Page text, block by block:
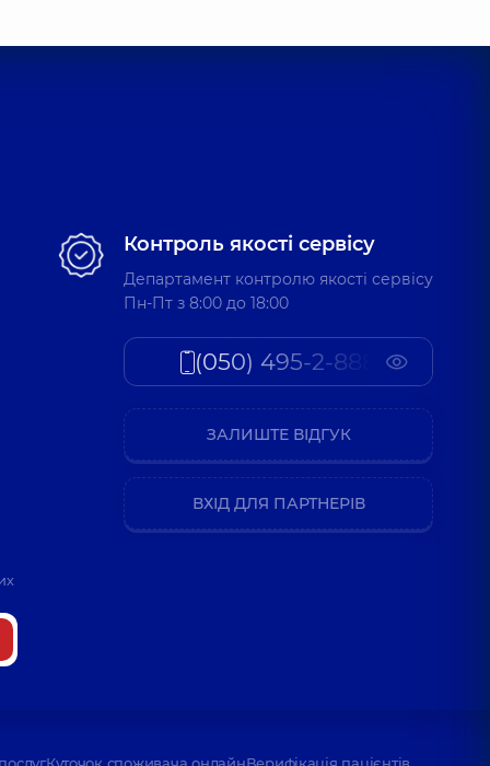
6 років досвіду
Контроль якості сервісу
Департамент контролю якості сервісу
Пн-Пт з 8:00 до 18:00
(050) 495-2-888
ЗАЛИШТЕ ВІДГУК
ВХІД ДЛЯ ПАРТНЕРІВ